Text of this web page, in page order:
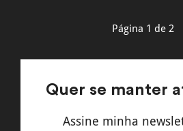
Página 1 de 2
Quer se manter
Assine minha